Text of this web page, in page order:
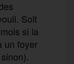
Soit
si la
un foyer